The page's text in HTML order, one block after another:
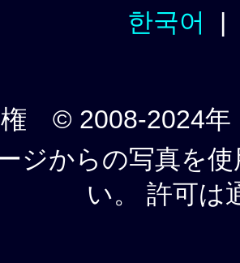
한국어
© 2008-2024年
ジからの写真を
い。 許可は